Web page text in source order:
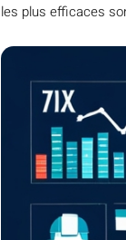
les plus efficaces